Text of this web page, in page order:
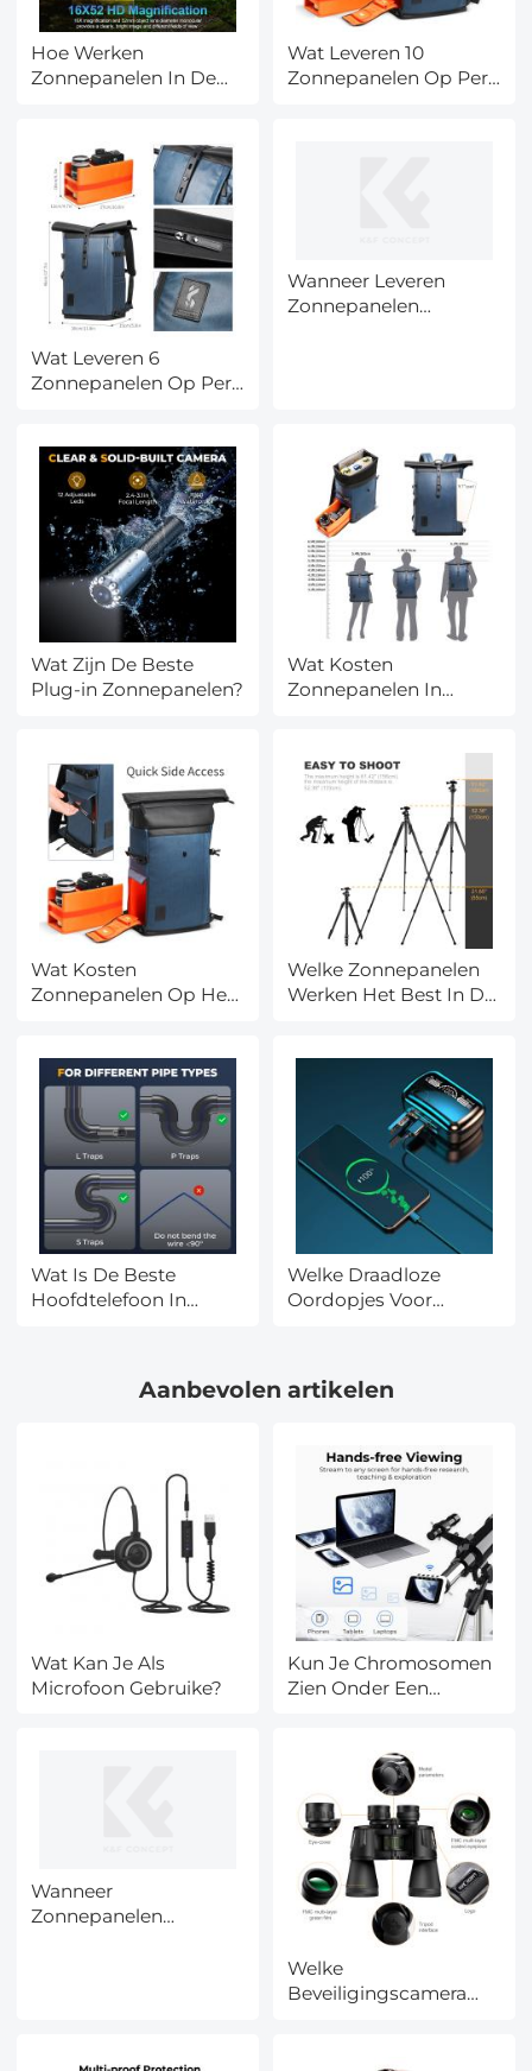
Hoe Werken
Zonnepanelen In De
Wat Leveren 10
Zonnepanelen Op Per
Wat Leveren 6
Zonnepanelen Op Per
Wanneer Leveren
Zonnepanelen
Wat Zijn De Beste
Plug-in Zonnepanelen?
Wat Kosten
Zonnepanelen In
Wat Kosten
Zonnepanelen Op Het
Welke Zonnepanelen
Werken Het Best In De
Wat Is De Beste
Hoofdtelefoon In
Welke Draadloze
Oordopjes Voor
Aanbevolen artikelen
Wat Kan Je Als
Microfoon Gebruike?
Kun Je Chromosomen
Zien Onder Een
Wanneer
Zonnepanelen
Welke
Beveiligingscamera